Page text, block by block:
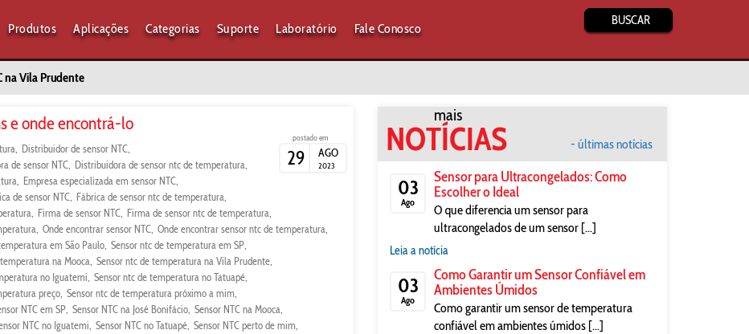
BUSCAR
Produtos Aplicações Categorias Suporte Laboratório Fale Conosco
na Vila Prudente
e onde encontrá-lo
postado em
29 AGO
2023
Distribuidor de sensor NTC
de sensor NTC Distribuidora de sensor ntc de temperatura
Empresa especializada em sensor NTC
de sensor NTC Fábrica de sensor ntc de temperatura
Firma de sensor NTC Firma de sensor ntc de temperatura
Onde encontrar sensor NTC Onde encontrar sensor ntc de temperatura
em São Paulo Sensor ntc de temperatura em SP
na Mooca Sensor ntc de temperatura na Vila Prudente
no Iguatemi Sensor ntc de temperatura no Tatuapé
preço Sensor ntc de temperatura próximo a mim
NTC em SP Sensor NTC na José Bonifácio Sensor NTC na Mooca
NTC no Iguatemi Sensor NTC no Tatuapé Sensor NTC perto de mim
mais
NOTÍCIAS - últimas notícias
03
Ago
Sensor para Ultracongelados: Como
Escolher o Ideal
O que diferencia um sensor para
ultracongelados de um sensor [...]
Leia a notícia
03
Ago
Como Garantir um Sensor Confiável em
Ambientes Úmidos
Como garantir um sensor de temperatura
confiável em ambientes úmidos [...]